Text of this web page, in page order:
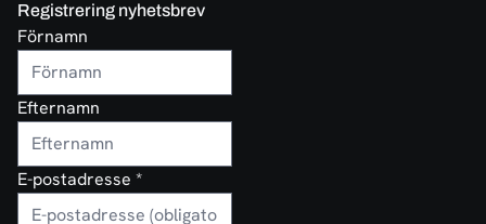
Registrering nyhetsbrev
Förnamn
Efternamn
E-postadresse *